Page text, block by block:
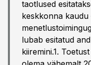
taotlused
keskkonna kaudu
lubab esitatud
kiiremini.1.